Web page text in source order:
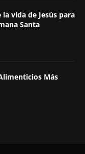
vida de Jesús para
Santa
Más